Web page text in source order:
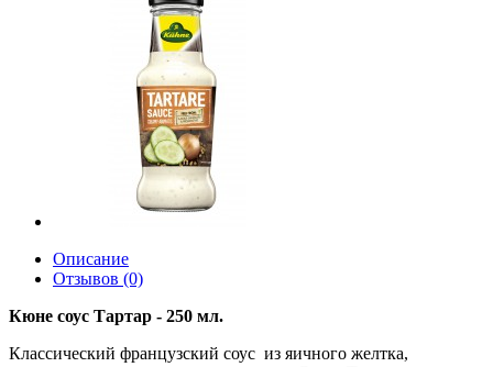
Описание
Отзывов (0)
Кюне соус Тартар - 250 мл.
Классический французский соус из яичного желтка,